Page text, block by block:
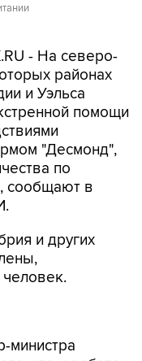
- На северо-
районах
и Уэльса
помощи
"Десмонд",
по
сообщают в
и других